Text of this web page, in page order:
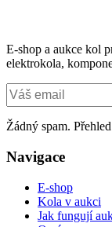
E-shop a aukce kol
elektrokola,
Žádný spam.
Navigace
E-shop
Kola v aukci
Jak fungují